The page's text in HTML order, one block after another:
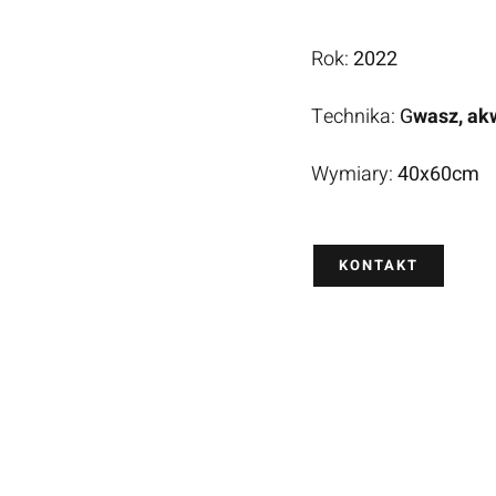
Rok:2022
Technika: Gwasz,
Wymiary:40x60cm
KONTAKT